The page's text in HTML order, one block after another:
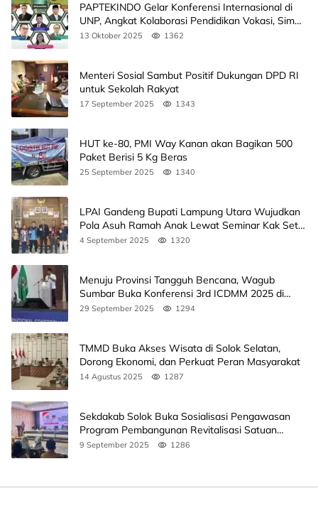
PAPTEKINDO Gelar Konferensi Internasional di
UNP, Angkat Kolaborasi Pendidikan Vokasi, Simak
Agendanya
13 Oktober 2025 1362
Menteri Sosial Sambut Positif Dukungan DPD RI
untuk Sekolah Rakyat
17 September 2025 1343
HUT ke-80, PMI Way Kanan akan Bagikan 500
Paket Berisi 5 Kg Beras
25 September 2025 1340
LPAI Gandeng Bupati Lampung Utara Wujudkan
Pola Asuh Ramah Anak Lewat Seminar Kak Seto,
Ini Jadwalnya
4 September 2025 1320
Menuju Provinsi Tangguh Bencana, Wagub
Sumbar Buka Konferensi 3rd ICDMM 2025 di
Unand
29 September 2025 1294
TMMD Buka Akses Wisata di Solok Selatan,
Dorong Ekonomi, dan Perkuat Peran Masyarakat
14 Agustus 2025 1287
Sekdakab Solok Buka Sosialisasi Pengawasan
Program Pembangunan Revitalisasi Satuan
Pendidikan
9 September 2025 1286